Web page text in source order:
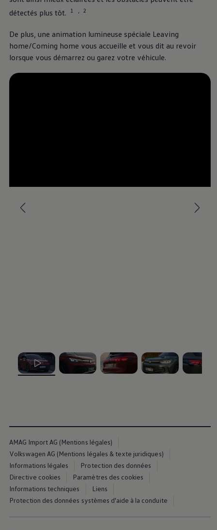
détectés plus tôt.
1 , 2
De plus, une animation lumineuse spéciale Leaving
home/Coming home vous accueille et vous dit au revoir
lorsque vous démarrez ou garez votre véhicule.
, 1 de 5
AMAG Import AG (Mentions légales)
Volkswagen AG (Mentions légales & texte juridiques)
Informations légales
Protection des données
Directive cookies
Paramètres des cookies
Informations techniques
Liens
Protection des données systèmes d'aide à la conduite